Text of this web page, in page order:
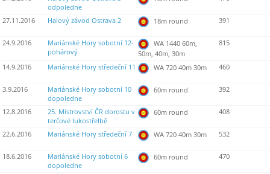
odpoledne
27.11.2016 Halový závod Ostrava 2 18m round 391
24.9.2016
Mariánské Hory sobotní 12-
pohárový
WA 1440 60m,
50m, 40m, 30m
815
14.9.2016 Mariánské Hory středeční 11 WA 720 40m 30m 460
3.9.2016
Mariánské Hory sobotní 10
dopoledne
60m round 392
12.8.2016
25. Mistrovství ČR dorostu v
terčové lukostřelbě
60m round 408
22.6.2016 Mariánské Hory středeční 7 WA 720 40m 30m 532
18.6.2016
Mariánské Hory sobotní 6
dopoledne
60m round 470